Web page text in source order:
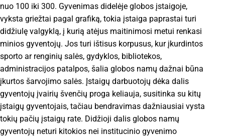
nuo 100 iki 300. Gyvenimas didelėje globos įstaigoje,
vyksta griežtai pagal grafiką, tokia įstaiga paprastai turi
didžiulę valgyklą, į kurią atėjus maitinimosi metui renkasi
minios gyventojų. Jos turi ištisus korpusus, kur įkurdintos
sporto ar renginių salės, gydyklos, bibliotekos,
administracijos patalpos, šalia globos namų dažnai būna
įkurtos šarvojimo salės. Įstaigų darbuotojų dėka dalis
gyventojų įvairių švenčių proga keliauja, susitinka su kitų
įstaigų gyventojais, tačiau bendravimas dažniausiai vysta
tokių pačių įstaigų rate. Didžioji dalis globos namų
gyventojų neturi kitokios nei institucinio gyvenimo